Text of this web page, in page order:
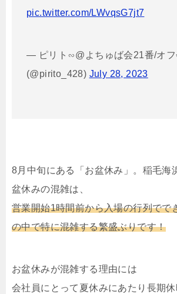
pic.twitter.com/LWvqsG7jt7
— ピリト∽@よちゅば会21番/オフ
(@pirito_428) July 28, 2023
8月中旬にある「お盆休み」。稲毛海
盆休みの混雑は、
営業開始1時間前から入場の行列でで
の中で特に混雑する繁盛ぶりです！
お盆休みが混雑する理由には
会社員にとって夏休みにあたり長期